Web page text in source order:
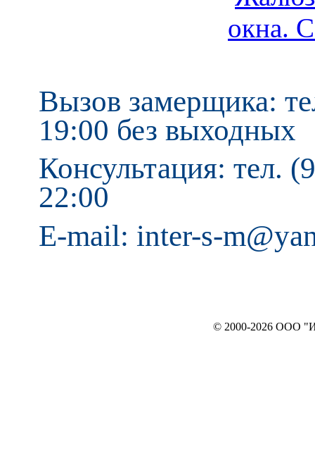
Вызов замерщика:
19:00 без выходных
Консультация: тел.
22:00
E-mail: inter-s-
© 2000-2026 ООО "ИНТЕРЬЕР`c"